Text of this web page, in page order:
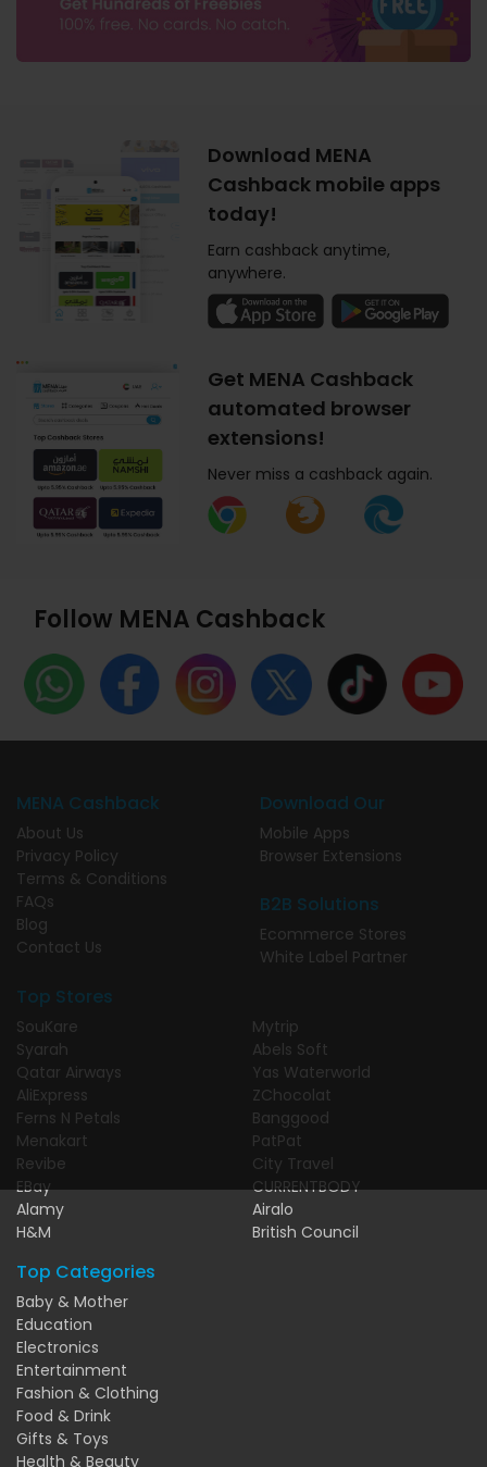
Download MENA
Cashback mobile apps
today!
Earn cashback anytime,
anywhere.
Get MENA Cashback
automated browser
extensions!
Never miss a cashback again.
Follow MENA Cashback
MENA Cashback
About Us
Privacy Policy
Terms & Conditions
FAQs
Blog
Contact Us
Download Our
Mobile Apps
Browser Extensions
B2B Solutions
Ecommerce Stores
White Label Partner
Top Stores
SouKare
Syarah
Qatar Airways
AliExpress
Ferns N Petals
Menakart
Revibe
EBay
Alamy
H&M
Mytrip
Abels Soft
Yas Waterworld
ZChocolat
Banggood
PatPat
City Travel
CURRENTBODY
Airalo
British Council
Top Categories
Baby & Mother
Education
Electronics
Entertainment
Fashion & Clothing
Food & Drink
Gifts & Toys
Health & Beauty